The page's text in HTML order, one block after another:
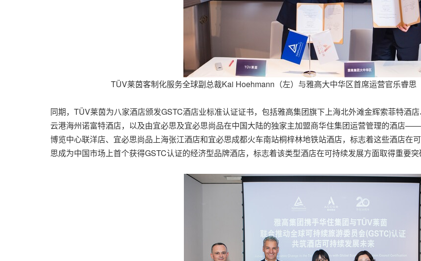
TÜV莱茵客制化服务全球副总裁Kai Hoehmann（左）与雅高大中华区首席运营官乐睿
同期，TÜV莱茵为八家酒店颁发GSTC酒店业标准认证证书，包括雅高集团旗下上海北外滩金辉索菲特酒
云港海州诺富特酒店，以及由宜必思及宜必思尚品在中国大陆的独家主加盟商华住集团运营管理的酒店
博览中心联洋店、宜必思尚品上海张江酒店和宜必思成都火车南站桐梓林地铁站酒店，标志着这些酒店在
思成为中国市场上首个获得GSTC认证的经济型品牌酒店，标志着该类型酒店在可持续发展方面取得重要突